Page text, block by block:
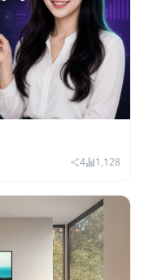
스타 등 6개
4 1,128